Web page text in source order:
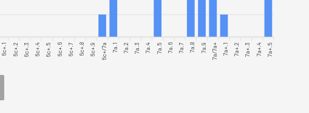
6c+.1 6c+.2 6c+.3 6c+.4 6c+.5 6c+.6 6c+.7 6c+.8 6c+.9 6c+/7a 7a.1 7a.2 7a.3 7a.4 7a.5 7a.6 7a.7 7a.8 7a.9 7a/7a+ 7a+.1 7a+.2 7a+.3 7a+.4 7a+.5